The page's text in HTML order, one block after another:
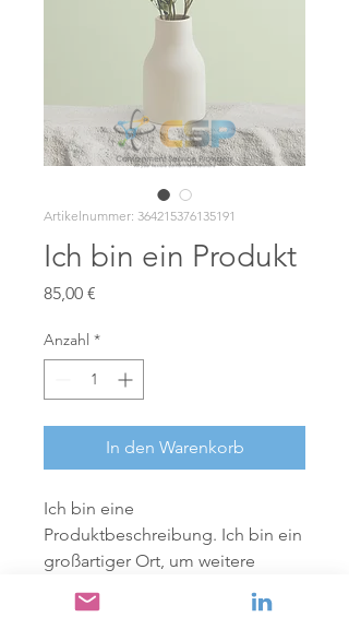
Artikelnummer: 364215376135191
Ich bin ein Produkt
85,00 €
Anzahl *
In den Warenkorb
Ich bin eine
Produktbeschreibung. Ich bin ein
großartiger Ort, um weitere
Details zu Ihrem Produkt wie
Größe, Material, Pflegehinweise